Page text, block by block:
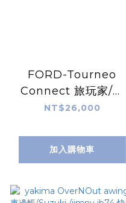
FORD-Tourneo
Connect 旅玩家/車
邊帳 FIAMMA F45S
裝-unrv. 台灣專業安
裝
NT$26,000
加入購物車